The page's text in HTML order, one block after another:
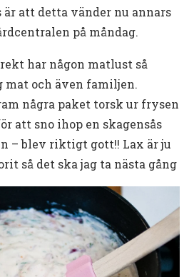
är att detta vänder nu annars
på måndag.
har någon matlust så
mat och även familjen.
några paket torsk ur frysen
att sno ihop en skagensås
– blev riktigt gott!! Lax är ju
så det ska jag ta nästa gång